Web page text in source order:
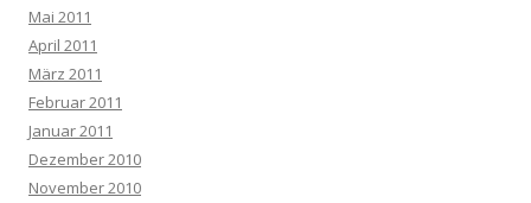
Mai 2011
April 2011
März 2011
Februar 2011
Januar 2011
Dezember 2010
November 2010